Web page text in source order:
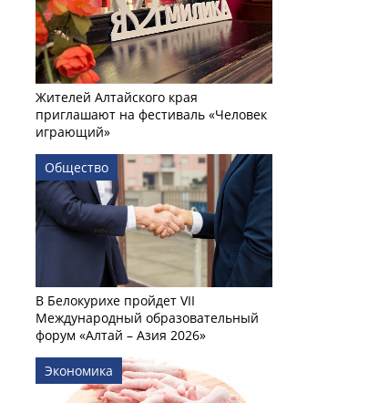
Жителей Алтайского края
приглашают на фестиваль «Человек
играющий»
Общество
В Белокурихе пройдет VII
Международный образовательный
форум «Алтай – Азия 2026»
Экономика